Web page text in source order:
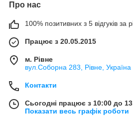
Про нас
100% позитивних з 5 відгуків за
Працює з 20.05.2015
м. Рівне
вул.Соборна 283, Рівне, Україна
Контакти
Сьогодні працює з 10:00 до
Показати весь графік роботи